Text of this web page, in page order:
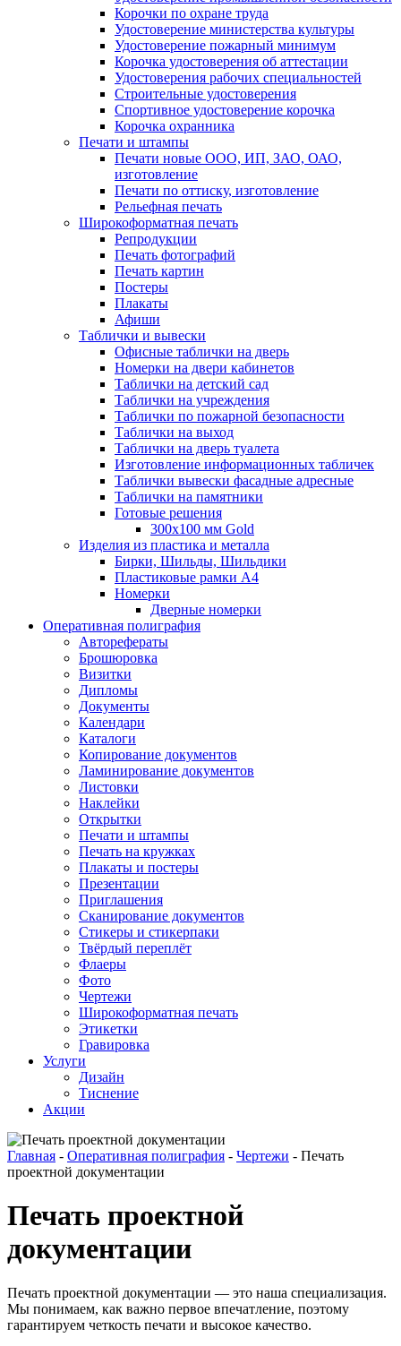
Корочки по охране труда
Удостоверение министерства культуры
Удостоверение пожарный минимум
Корочка удостоверения об аттестации
Удостоверения рабочих специальностей
Строительные удостоверения
Спортивное удостоверение корочка
Корочка охранника
Печати и штампы
Печати новые ООО, ИП, ЗАО, ОАО,
изготовление
Печати по оттиску, изготовление
Рельефная печать
Широкоформатная печать
Репродукции
Печать фотографий
Печать картин
Постеры
Плакаты
Афиши
Таблички и вывески
Офисные таблички на дверь
Номерки на двери кабинетов
Таблички на детский сад
Таблички на учреждения
Таблички по пожарной безопасности
Таблички на выход
Таблички на дверь туалета
Изготовление информационных табличек
Таблички вывески фасадные адресные
Таблички на памятники
Готовые решения
300x100 мм Gold
Изделия из пластика и металла
Бирки, Шильды, Шильдики
Пластиковые рамки А4
Номерки
Дверные номерки
Оперативная полиграфия
Авторефераты
Брошюровка
Визитки
Дипломы
Документы
Календари
Каталоги
Копирование документов
Ламинирование документов
Листовки
Наклейки
Открытки
Печати и штампы
Печать на кружках
Плакаты и постеры
Презентации
Приглашения
Сканирование документов
Стикеры и стикерпаки
Твёрдый переплёт
Флаеры
Фото
Чертежи
Широкоформатная печать
Этикетки
Гравировка
Услуги
Дизайн
Тиснение
Акции
Главная - Оперативная полиграфия - Чертежи - Печать
проектной документации
Печать проектной
документации
Печать проектной документации — это наша специализация.
Мы понимаем, как важно первое впечатление, поэтому
гарантируем четкость печати и высокое качество.